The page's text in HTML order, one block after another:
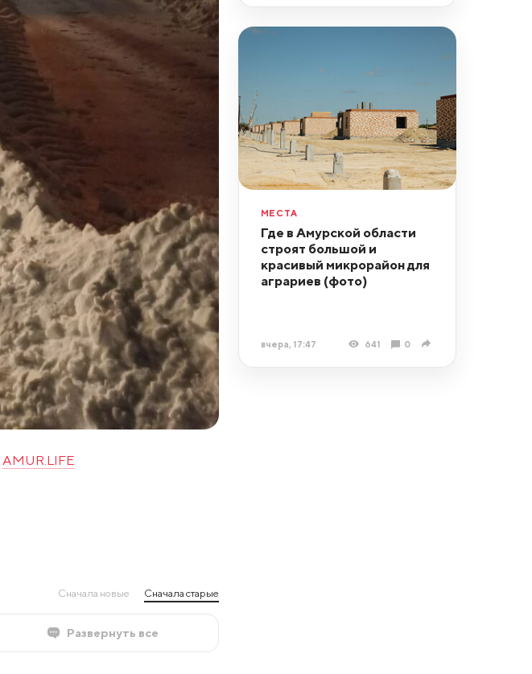
AMUR.LIFE
Сначала новые Сначала старые
Развернуть все
МЕСТА
Где в Амурской области
строят большой и
красивый микрорайон для
аграриев (фото)
вчера, 17:47 641 0